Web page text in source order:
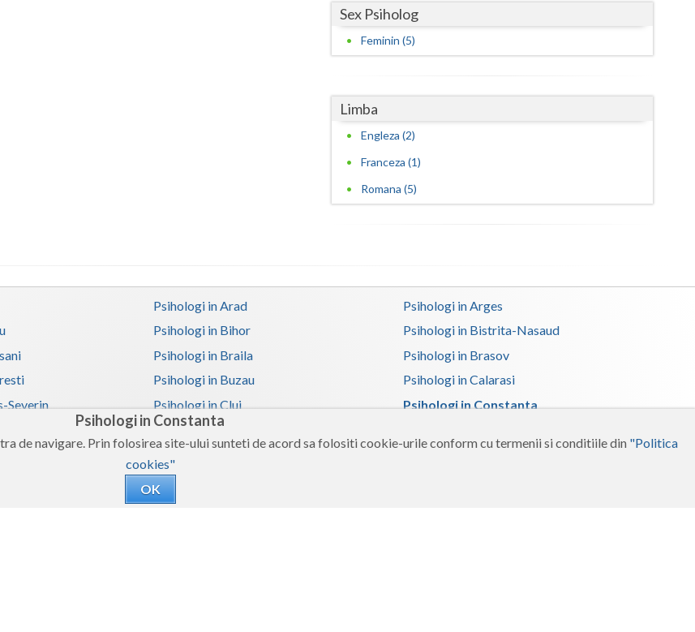
Psihologi in Constanta
de navigare. Prin folosirea site-ului sunteti de acord sa folositi cookie-urile conform cu termenii si conditiile din "Politica
cookies"
OK
Sex Psiholog
Feminin (5)
Limba
Engleza (2)
Franceza (1)
Romana (5)
Psihologi in Arad
Psihologi in Arges
Psihologi in Bihor
Psihologi in Bistrita-Nasaud
Psihologi in Braila
Psihologi in Brasov
Psihologi in Buzau
Psihologi in Calarasi
Severin
Psihologi in Cluj
Psihologi in Constanta
Psihologi in Dambovita
Psihologi in Hunedoara
Psihologi in Ilfov